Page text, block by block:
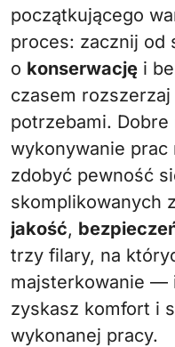
początkującego
proces: zacznij od
o konserwację i
czasem
potrzebami. Dobre
wykonywanie
zdobyć pewność
skomplikowanych
jakość,
trzy filary, na
majsterkowanie —
zyskasz komfort i
wykonanej pracy.